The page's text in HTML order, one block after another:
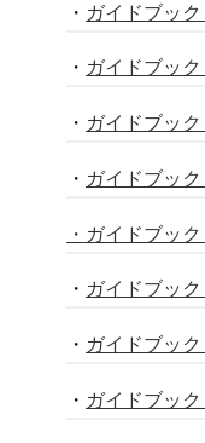
・ ガイドブッ
・ ガイドブッ
・ ガイドブッ
・ ガイドブッ
・ガイドブッ
・ ガイドブッ
・ ガイドブッ
・ ガイドブッ